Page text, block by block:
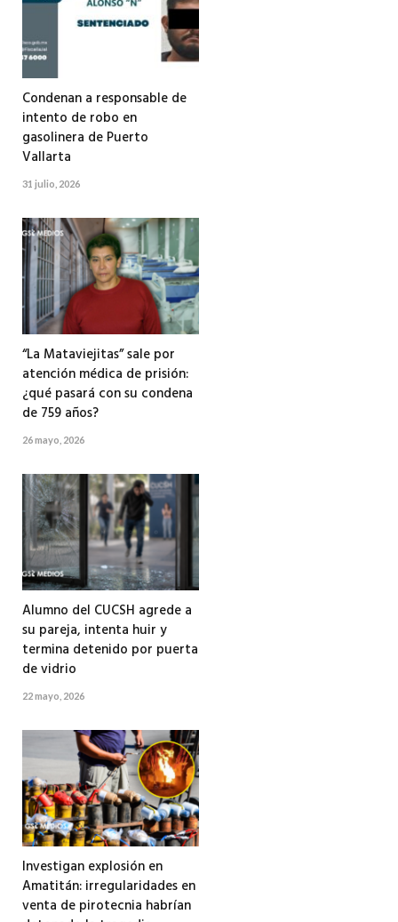
Condenan a responsable de
intento de robo en
gasolinera de Puerto
Vallarta
31 julio, 2026
“La Mataviejitas” sale por
atención médica de prisión:
¿qué pasará con su condena
de 759 años?
26 mayo, 2026
Alumno del CUCSH agrede a
su pareja, intenta huir y
termina detenido por puerta
de vidrio
22 mayo, 2026
Investigan explosión en
Amatitán: irregularidades en
venta de pirotecnia habrían